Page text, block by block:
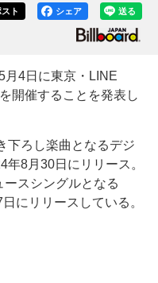
送る
シェア
スト
4日に東京・LINE
開催することを発表し
ろし楽曲となるデジ
8月30日にリリース。
スシングルとなる
にリリースしている。